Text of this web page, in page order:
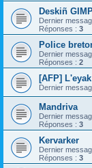
Deskiñ
Dernier
Réponses : 3
Police
Dernier
Réponses : 2
[AFP]
Dernier
Mandriva
Dernier
Réponses : 3
Kervarker
Dernier
Réponses : 3